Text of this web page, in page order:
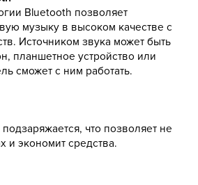
Bluetooth позволяет
музыку в высоком качестве с
Источником звука может быть
планшетное устройство или
сможет с ним работать.
что позволяет не
и экономит средства.